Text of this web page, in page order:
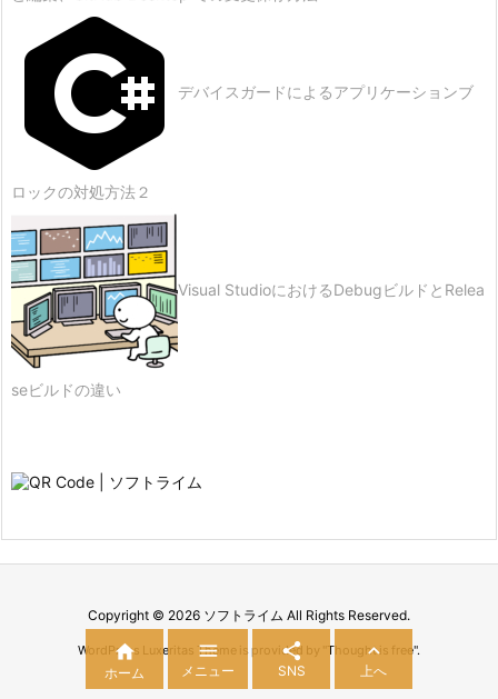
デバイスガードによるアプリケーションブ
ロックの対処方法２
Visual StudioにおけるDebugビルドとRelea
seビルドの違い
Copyright © 2026 ソフトライム All Rights Reserved.
WordPress Luxeritas Theme is provided by " Thought is free".

ホーム

メニュー

SNS

上へ